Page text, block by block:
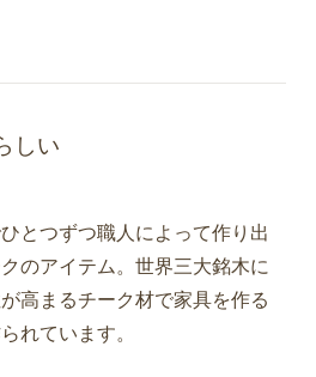
しい
とつずつ職人によって作り出
のアイテム。世界三大銘木に
高まるチーク材で家具を作る
れています。